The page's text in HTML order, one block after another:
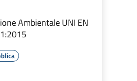
Ambientale UNI EN